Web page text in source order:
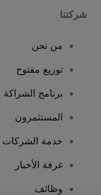
شركتنا
من نحن
توزيع مفتوح
برنامج الشراكة
المستثمرون
خدمة الشركات
غرفة الأخبار
وظائف